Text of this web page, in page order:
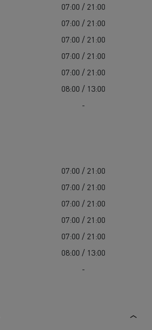
07:00 / 21:00
07:00 / 21:00
07:00 / 21:00
07:00 / 21:00
07:00 / 21:00
08:00 / 13:00
-
07:00 / 21:00
07:00 / 21:00
07:00 / 21:00
07:00 / 21:00
07:00 / 21:00
08:00 / 13:00
-